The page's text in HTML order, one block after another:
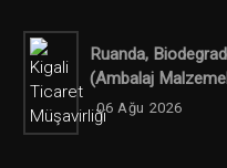
Ruanda,
(ambalaj
06 Ağu 2026